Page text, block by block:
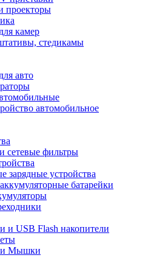
проекторы
камер
стедикамы
авто
автомобильное
сетевые фильтры
зарядные устройства
батарейки
и USB Flash накопители
и Мышки